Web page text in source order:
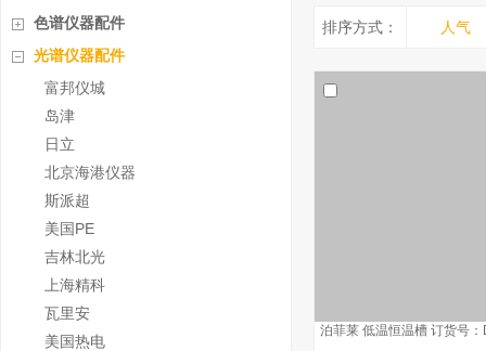
色谱仪器配件
光谱仪器配件
富邦仪城
岛津
日立
北京海港仪器
斯派超
美国PE
吉林北光
上海精科
瓦里安
美国热电
排序方式： 人气
泊菲莱 低温恒温槽 订货号